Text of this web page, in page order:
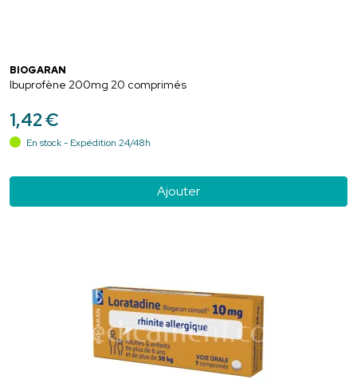
BIOGARAN
Ibuprofène 200mg 20 comprimés
1,42€
En stock - Expédition 24/48h
Ajouter